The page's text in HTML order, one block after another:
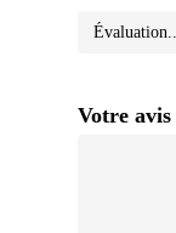
Votre avis